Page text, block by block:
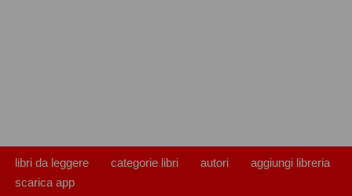
libri da leggere categorie libri autori
aggiungi libreria
scarica app